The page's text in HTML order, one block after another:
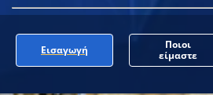
Εισαγωγή
Ποιοι
είμαστε